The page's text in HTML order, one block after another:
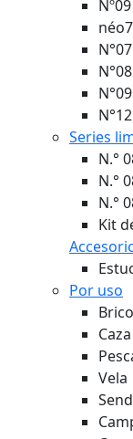
Series
N.°
N.°
N.°
Kit
Por uso
Caza
Vela